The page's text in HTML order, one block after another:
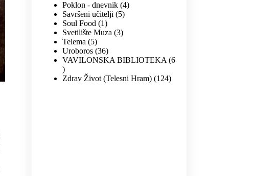
Poklon - dnevnik 4
Savršeni učitelji
5
Soul Food
1
Svetilište Muza
3
Telema
5
Uroboros 36
VAVILONSKA BIBLIOTEKA
6
Zdrav Život (Telesni Hram) 124